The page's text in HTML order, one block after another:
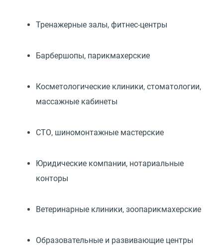
Тренажерные залы, фитнес-центры
Барбершопы, парикмахерские
Косметологические клиники, стоматологии,
массажные кабинеты
СТО, шиномонтажные мастерские
Юридические компании, нотариальные
конторы
Ветеринарные клиники, зоопарикмахерские
Образовательные и развивающие центры